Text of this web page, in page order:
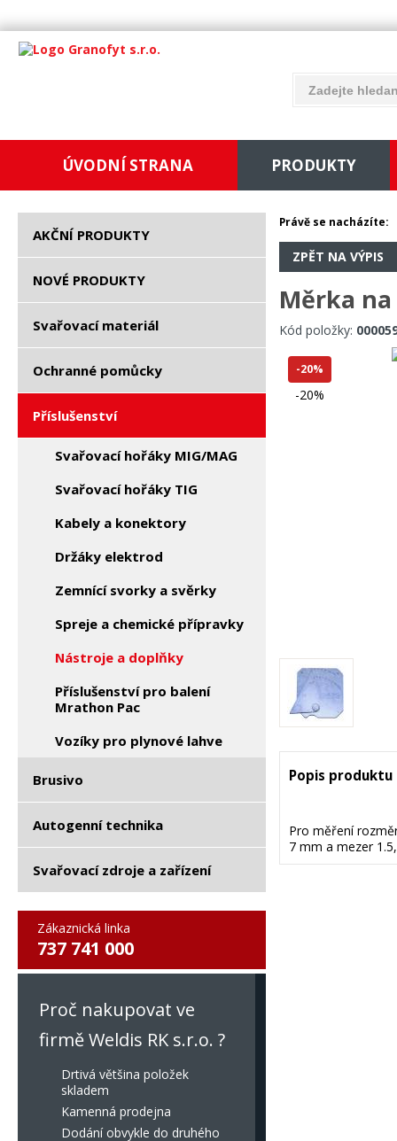
ÚVODNÍ STRANA PRODUKTY
AKČNÍ PRODUKTY
NOVÉ PRODUKTY
Svařovací materiál
Ochranné pomůcky
Příslušenství
Svařovací hořáky MIG/MAG
Svařovací hořáky TIG
Kabely a konektory
Držáky elektrod
Zemnící svorky a svěrky
Spreje a chemické přípravky
Nástroje a doplňky
Příslušenství pro balení
Mrathon Pac
Vozíky pro plynové lahve
Brusivo
Autogenní technika
Svařovací zdroje a zařízení
Zákaznická linka
737 741 000
Proč nakupovat ve
firmě Weldis RK s.r.o. ?
Drtivá většina položek
skladem
Kamenná prodejna
Dodání obvykle do druhého
Právě se nacházíte:
ZPĚT NA VÝPIS
Měrka
Kód položky:
-20%
-20%
Popis produktu
Pro měření
7 mm a mezer